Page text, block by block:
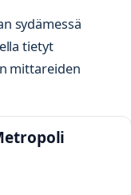
sydämessä
tietyt
mittareiden